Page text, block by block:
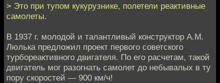
> Это при тупом кукурузнике, полетели реактивные
самолеты.
В 1937 г. молодой и талантливый конструктор A.M.
Люлька предложил проект первого советского
турбореактивного двигателя. По его расчетам, такой
двигатель мог разогнать самолет до небывалых в ту
пору скоростей — 900 км/ч!